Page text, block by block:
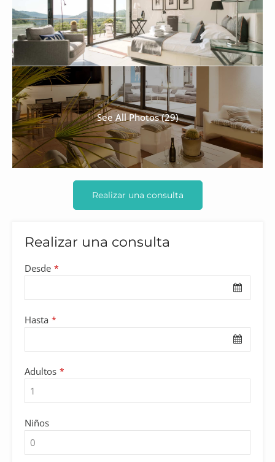
See All Photos (29)
Realizar una consulta
Realizar una consulta
Desde *
Hasta *
Adultos *
Niños